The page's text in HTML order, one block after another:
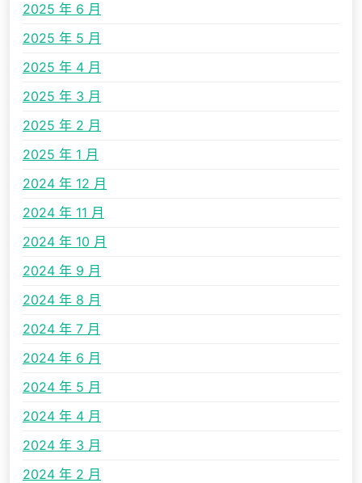
2025 年 6 月
2025 年 5 月
2025 年 4 月
2025 年 3 月
2025 年 2 月
2025 年 1 月
2024 年 12 月
2024 年 11 月
2024 年 10 月
2024 年 9 月
2024 年 8 月
2024 年 7 月
2024 年 6 月
2024 年 5 月
2024 年 4 月
2024 年 3 月
2024 年 2 月